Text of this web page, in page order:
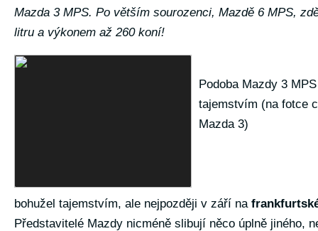
Mazda 3 MPS. Po větším sourozenci, Mazdě 6 MPS,
litru a výkonem až 260 koní!
Podoba Mazdy 3
tajemstvím (na fotce
Mazda 3)
bohužel tajemstvím, ale nejpozději v září na
Představitelé Mazdy nicméně slibují něco úplně jiného,